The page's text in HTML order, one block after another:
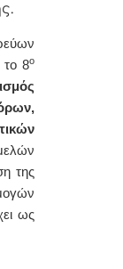
το 8ο
της
ως